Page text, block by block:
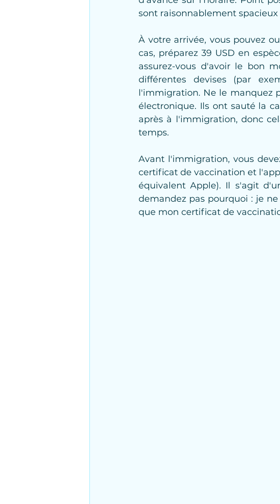
sont raisonnablement
À votre arrivée, vous pouvez
cas, préparez 39 USD en
assurez-vous d'avoir le bon
différentes devises (par
l'immigration. Ne le manquez
électronique. Ils ont sauté la
après à l'immigration, donc
temps.
Avant l'immigration, vous
certificat de vaccination et
équivalent Apple). Il s'agit
demandez pas pourquoi : je
que mon certificat de